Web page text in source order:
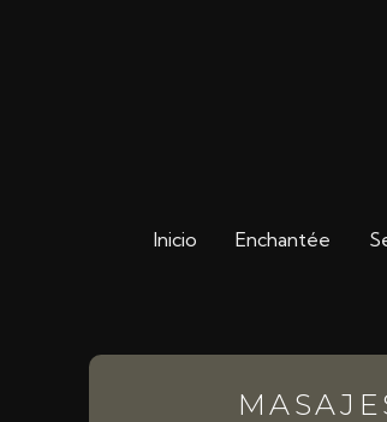
Inicio Enchantée